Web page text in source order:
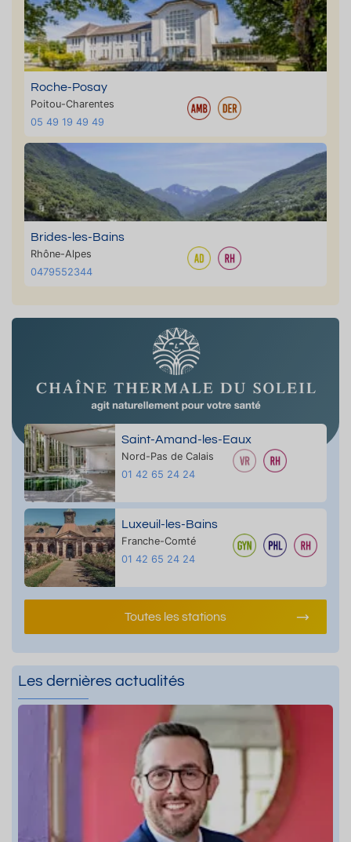
Roche-Posay
Poitou-Charentes
05 49 19 49 49
Brides-les-Bains
Rhône-Alpes
0479552344
Saint-Amand-les-Eaux
Nord-Pas de Calais
01 42 65 24 24
Luxeuil-les-Bains
Franche-Comté
01 42 65 24 24
Toutes les stations
Les dernières actualités